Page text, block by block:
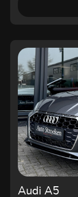
Audi A5